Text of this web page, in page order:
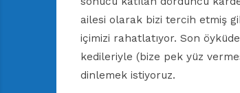
ailesi olarak bizi tercih etmiş
içimizi rahatlatıyor. Son öyküde
kedileriyle (bize pek yüz
dinlemek istiyoruz.